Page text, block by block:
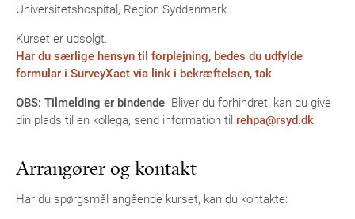
Universitetshospital, Region Syddanmark.
Kurset er udsolgt.
Har du særlige hensyn til forplejning, bedes du udfylde
formular i SurveyXact via link i bekræftelsen, tak.
OBS: Tilmelding er bindende. Bliver du forhindret, kan du give
din plads til en kollega, send information til rehpa@rsyd.dk
Arrangører og kontakt
Har du spørgsmål angående kurset, kan du kontakte: